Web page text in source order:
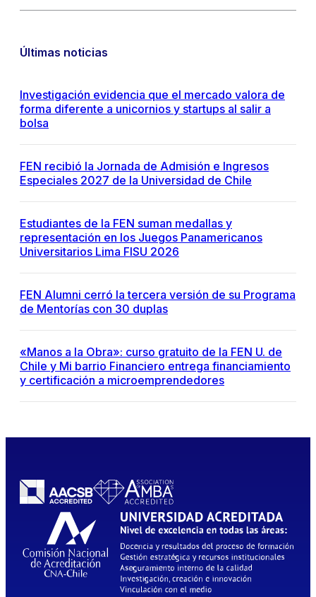
Últimas noticias
Investigación evidencia que el mercado valora de
forma diferente a unicornios y startups al salir a
bolsa
FEN recibió la Jornada de Admisión e Ingresos
Especiales 2027 de la Universidad de Chile
Estudiantes de la FEN suman medallas y
representación en los Juegos Panamericanos
Universitarios Lima FISU 2026
FEN Alumni cerró la tercera versión de su Programa
de Mentorías con 30 duplas
«Manos a la Obra»: curso gratuito de la FEN U. de
Chile y Mi barrio Financiero entrega financiamiento
y certificación a microemprendedores